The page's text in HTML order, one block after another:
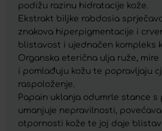
podižu razinu hidratacije kože.
Ekstrakt biljke rabdosia
znakova hiperpigmentacije i
blistavost i ujednačen kompleks
Organska eterična ulja ruže,
i pomlađuju kožu te popravljaju
raspoloženje.
Papain uklanja odumrle stance s
umanjuje nepravilnosti,
otpornosti kože te joj daje